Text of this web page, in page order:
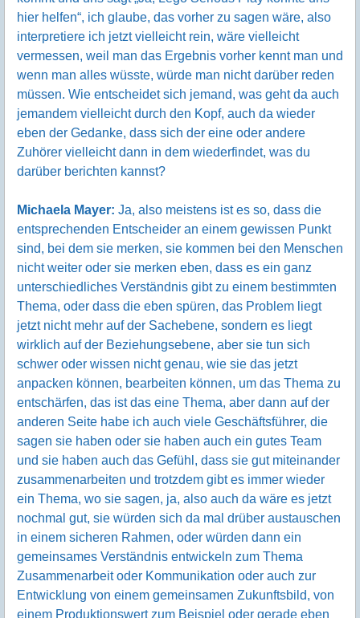
hier helfen“, ich glaube, das vorher zu sagen wäre, also
interpretiere ich jetzt vielleicht rein, wäre vielleicht
vermessen, weil man das Ergebnis vorher kennt man und
wenn man alles wüsste, würde man nicht darüber reden
müssen. Wie entscheidet sich jemand, was geht da auch
jemandem vielleicht durch den Kopf, auch da wieder
eben der Gedanke, dass sich der eine oder andere
Zuhörer vielleicht dann in dem wiederfindet, was du
darüber berichten kannst?
Michaela Mayer: Ja, also meistens ist es so, dass die
entsprechenden Entscheider an einem gewissen Punkt
sind, bei dem sie merken, sie kommen bei den Menschen
nicht weiter oder sie merken eben, dass es ein ganz
unterschiedliches Verständnis gibt zu einem bestimmten
Thema, oder dass die eben spüren, das Problem liegt
jetzt nicht mehr auf der Sachebene, sondern es liegt
wirklich auf der Beziehungsebene, aber sie tun sich
schwer oder wissen nicht genau, wie sie das jetzt
anpacken können, bearbeiten können, um das Thema zu
entschärfen, das ist das eine Thema, aber dann auf der
anderen Seite habe ich auch viele Geschäftsführer, die
sagen sie haben oder sie haben auch ein gutes Team
und sie haben auch das Gefühl, dass sie gut miteinander
zusammenarbeiten und trotzdem gibt es immer wieder
ein Thema, wo sie sagen, ja, also auch da wäre es jetzt
nochmal gut, sie würden sich da mal drüber austauschen
in einem sicheren Rahmen, oder würden dann ein
gemeinsames Verständnis entwickeln zum Thema
Zusammenarbeit oder Kommunikation oder auch zur
Entwicklung von einem gemeinsamen Zukunftsbild, von
einem Produktionswert zum Beispiel oder gerade eben